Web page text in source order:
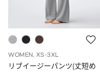
WOMEN, XS-3XL
リブイージーパンツ(丈短め